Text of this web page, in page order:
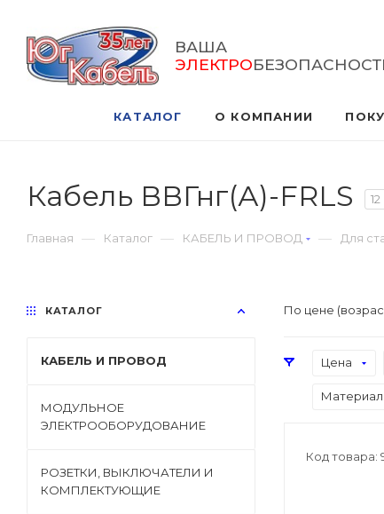
ВАША
ЭЛЕКТРО
КАТАЛОГ О КОМПАНИИ
Кабель ВВГнг(А)-FRLS 12
Главная — Каталог — КАБЕЛЬ И ПРОВОД — Для
По цене
Цена
Код товара:
КАТАЛОГ
КАБЕЛЬ И ПРОВОД
МОДУЛЬНОЕ
ЭЛЕКТРООБОРУДОВАНИЕ
РОЗЕТКИ, ВЫКЛЮЧАТЕЛИ И
КОМПЛЕКТУЮЩИЕ